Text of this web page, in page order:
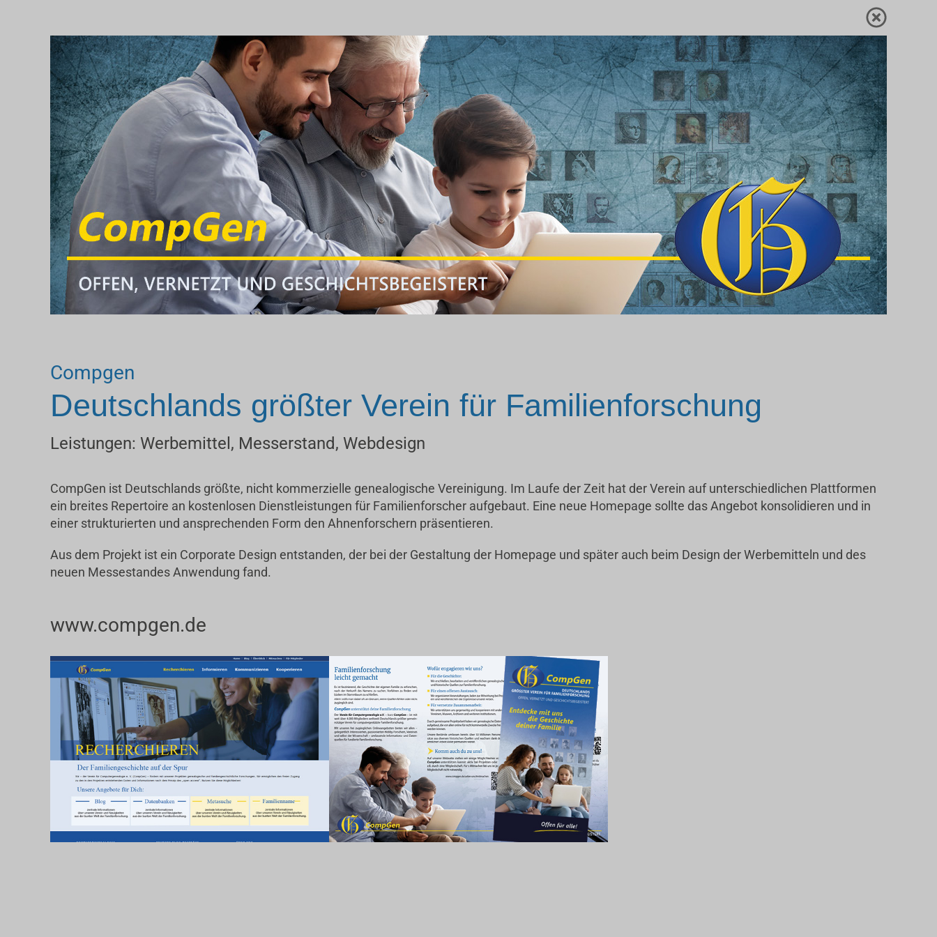
Compgen
Deutschlands größter Verein für Familienforschung
Leistungen: Werbemittel, Messerstand, Webdesign
CompGen ist Deutschlands größte, nicht kommerzielle genealogische Vereinigung. Im Laufe der Zeit hat der Verein auf unterschiedlichen Plattformen
ein breites Repertoire an kostenlosen Dienstleistungen für Familienforscher aufgebaut. Eine neue Homepage sollte das Angebot konsolidieren und in
einer strukturierten und ansprechenden Form den Ahnenforschern präsentieren.
Aus dem Projekt ist ein Corporate Design entstanden, der bei der Gestaltung der Homepage und später auch beim Design der Werbemitteln und des
neuen Messestandes Anwendung fand.
www.compgen.de